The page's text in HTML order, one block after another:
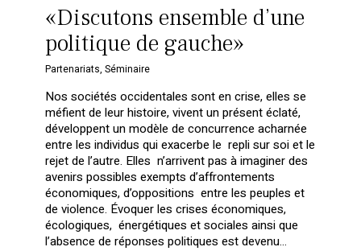
«Discutons ensemble d’une
politique de gauche»
Partenariats,Séminaire
Nos sociétés occidentales sont en crise, elles se
méfient de leur histoire, vivent un présent éclaté,
développent un modèle de concurrence acharnée
entre les individus qui exacerbe le repli sur soi et le
rejet de l’autre. Elles n’arrivent pas à imaginer des
avenirs possibles exempts d’affrontements
économiques, d’oppositions entre les peuples et
de violence. Évoquer les crises économiques,
écologiques, énergétiques et sociales ainsi que
l’absence de réponses politiques est devenu…